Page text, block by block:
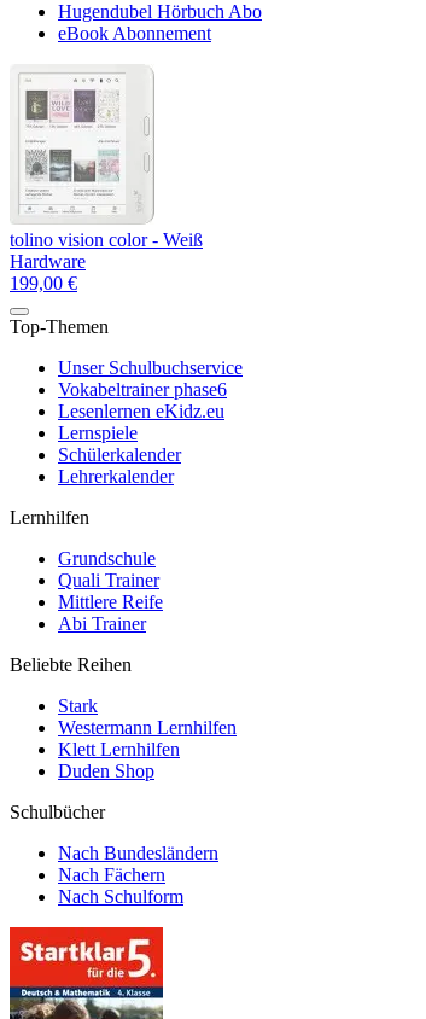
Hugendubel Hörbuch Abo
eBook Abonnement
tolino vision color - Weiß
Hardware
199,00 €
Top-Themen
Unser Schulbuchservice
Vokabeltrainer phase6
Lesenlernen eKidz.eu
Lernspiele
Schülerkalender
Lehrerkalender
Lernhilfen
Grundschule
Quali Trainer
Mittlere Reife
Abi Trainer
Beliebte Reihen
Stark
Westermann Lernhilfen
Klett Lernhilfen
Duden Shop
Schulbücher
Nach Bundesländern
Nach Fächern
Nach Schulform